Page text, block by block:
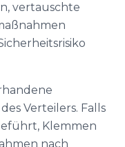
vertauschte
Verteilers. Falls
Klemmen
nach